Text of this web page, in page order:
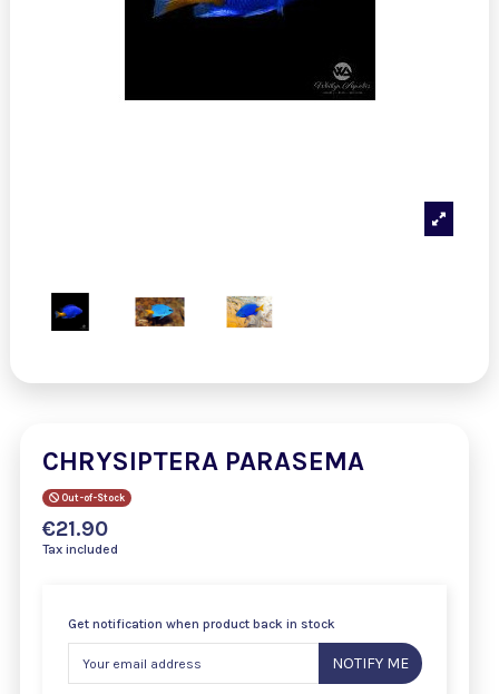
CHRYSIPTERA PARASEMA
Out-of-Stock
€21.90
Tax included
Get notification when product back in stock
NOTIFY ME